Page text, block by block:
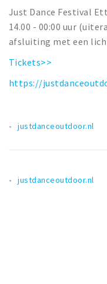
Just Dance Festival
14.00 - 00:00 uur
afsluiting met een
Tickets>>
https://
justdanceoutdoor.nl
justdanceoutdoor.nl